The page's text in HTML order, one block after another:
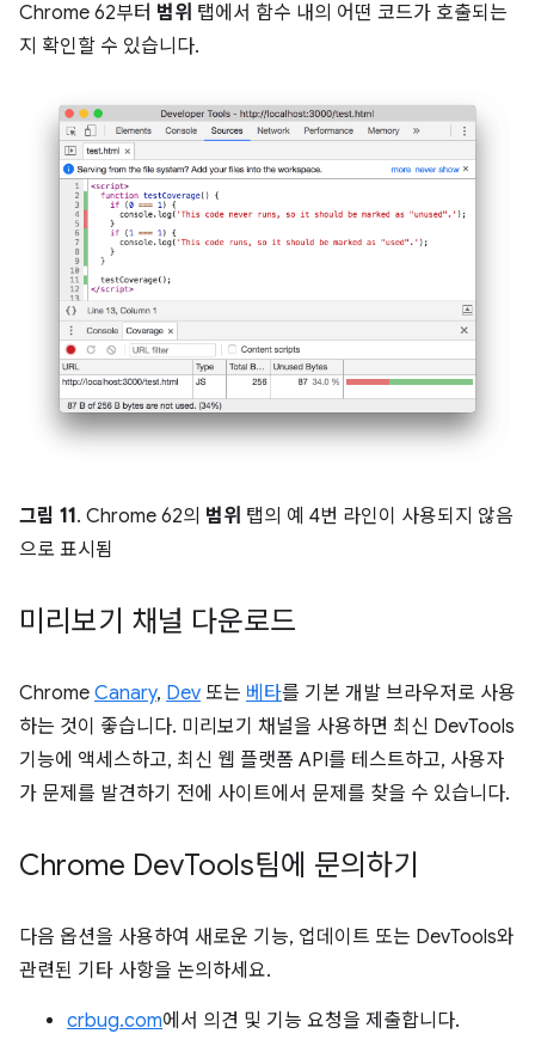
Chrome 62부터 범위 탭에서 함수 내의 어떤 코드가 호출되는
지 확인할 수 있습니다.
그림 11. Chrome 62의 범위 탭의 예 4번 라인이 사용되지 않음
으로 표시됨
미리보기 채널 다운로드
Chrome Canary, Dev 또는 베타를 기본 개발 브라우저로 사용
하는 것이 좋습니다. 미리보기 채널을 사용하면 최신 DevTools
기능에 액세스하고, 최신 웹 플랫폼 API를 테스트하고, 사용자
가 문제를 발견하기 전에 사이트에서 문제를 찾을 수 있습니다.
Chrome DevTools팀에 문의하기
다음 옵션을 사용하여 새로운 기능, 업데이트 또는 DevTools와
관련된 기타 사항을 논의하세요.
crbug.com에서 의견 및 기능 요청을 제출합니다.